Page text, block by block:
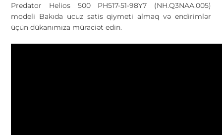
Predator Helios 500 PH517-51-98Y7 (NH.Q3NAA.005)
modeli Bakıda ucuz satis qiymeti almaq və endirimlər
üçün dükanımıza müraciət edin.